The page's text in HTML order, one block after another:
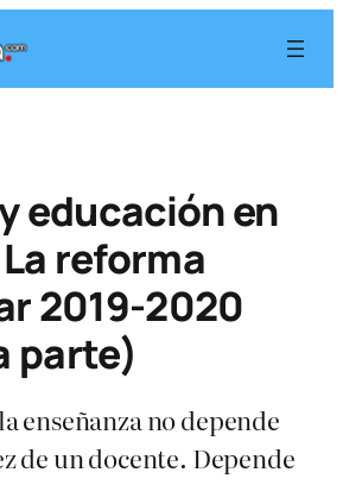
educación en
reforma
2019-2020
parte)
enseñanza no depende
de un docente. Depende